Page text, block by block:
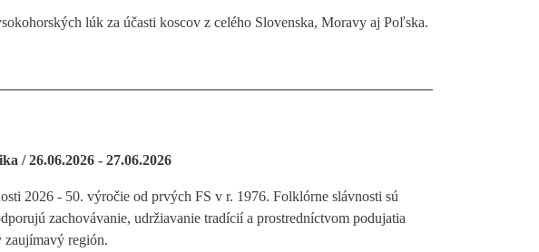
lúk za účasti koscov z celého Slovenska, Moravy aj Poľska.
/ 26.06.2026 - 27.06.2026
2026 - 50. výročie od prvých FS v r. 1976. Folklórne slávnosti sú
zachovávanie, udržiavanie tradícií a prostredníctvom podujatia
zaujímavý región.